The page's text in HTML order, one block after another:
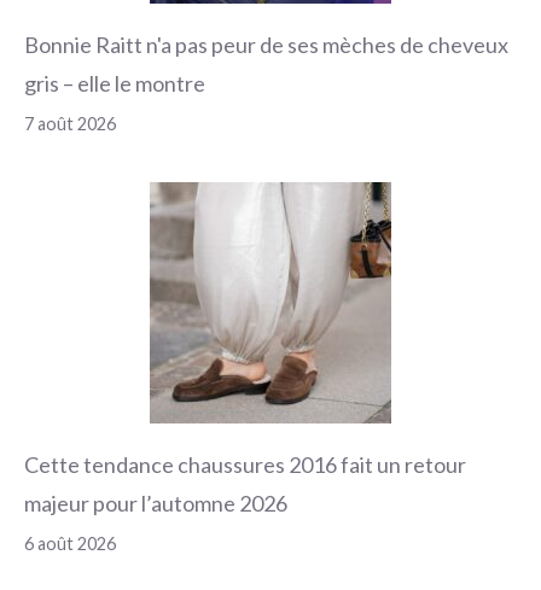
Bonnie Raitt n'a pas peur de ses mèches de cheveux
gris – elle le montre
7 août 2026
Cette tendance chaussures 2016 fait un retour
majeur pour l’automne 2026
6 août 2026